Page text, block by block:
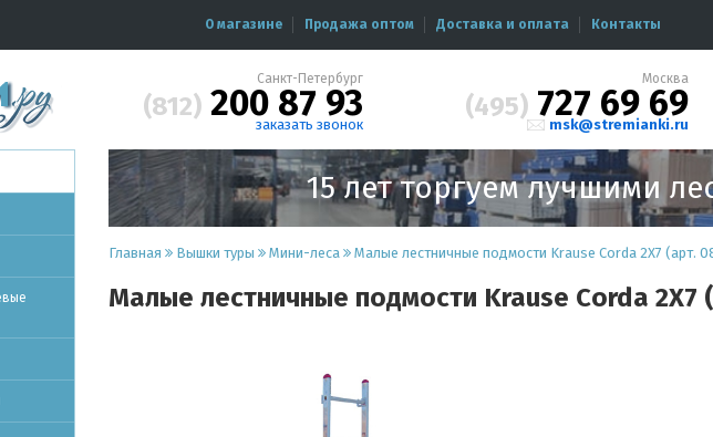
О магазине Продажа оптом Доставка и оплата Контакты
Санкт-Петербург
(812) 200 87 93
заказать звонок
Москва
(495) 727 69 69
msk@stremianki.ru
15 лет торгуем лучшими
Главная Вышки туры Мини-леса Малые лестничные подмости Krause Corda 2X7 (арт.
Малые лестничные подмости Krause Corda 2X7